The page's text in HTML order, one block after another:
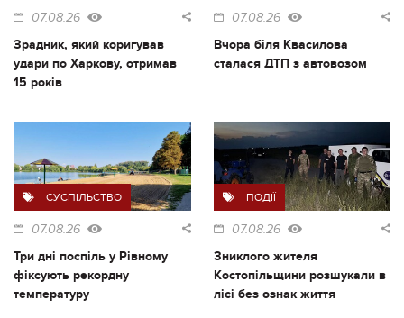
07.08.26
Зрадник, який коригував
удари по Харкову, отримав
15 років
07.08.26
Вчора біля Квасилова
сталася ДТП з автовозом
СУСПІЛЬСТВО
07.08.26
Три дні поспіль у Рівному
фіксують рекордну
температуру
ПОДІЇ
07.08.26
Зниклого жителя
Костопільщини розшукали в
лісі без ознак життя